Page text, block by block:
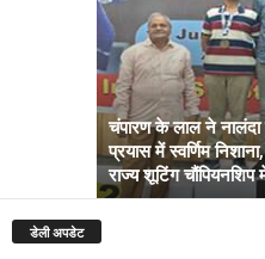
चंपारण के लाल ने नालंदा
प्रयास में स्वर्णिम
राज्य शूटिंग चौंपियनशिप
डेली अपडेट